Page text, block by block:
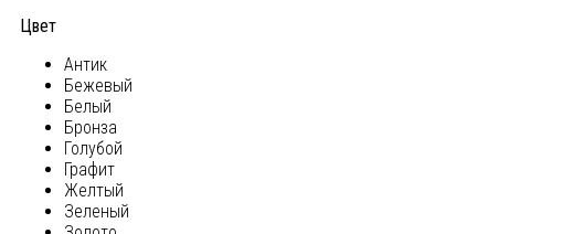
Цвет
Антик
Бежевый
Белый
Бронза
Голубой
Графит
Желтый
Зеленый